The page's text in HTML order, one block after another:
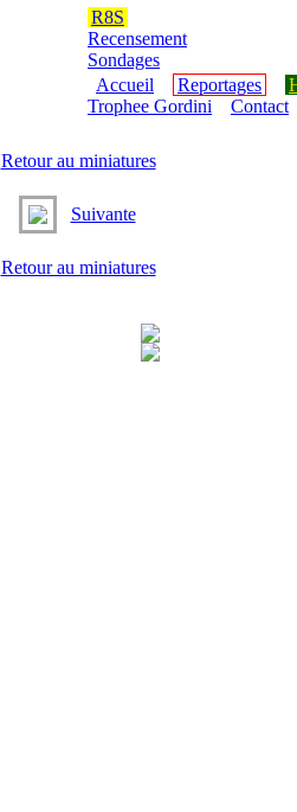
R8S
Recensement
Sondages
Accueil
Reportages
Trophee Gordini
Contact
Retour au miniatures
Suivante
Retour au miniatures